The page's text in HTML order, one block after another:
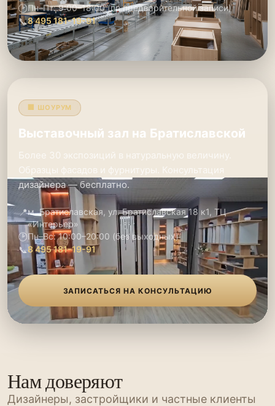
🕑Пн–Пт: 9:00–18:00 (по предварительной записи)
📞8 495 181-19-91
🏢 ШОУРУМ
Выставочный зал на Братиславской
Более 30 экспозиций в натуральную величину.
Образцы фасадов и фурнитуры. Консультация
дизайнера — бесплатно.
📍м. Братиславская, ул. Братиславская 18 к1, ТЦ
«Интерьер»
🕑Пн–Вс: 10:00–20:00 (без выходных)
📞8 495 181-19-91
ЗАПИСАТЬСЯ НА КОНСУЛЬТАЦИЮ
Нам доверяют
Дизайнеры, застройщики и частные клиенты